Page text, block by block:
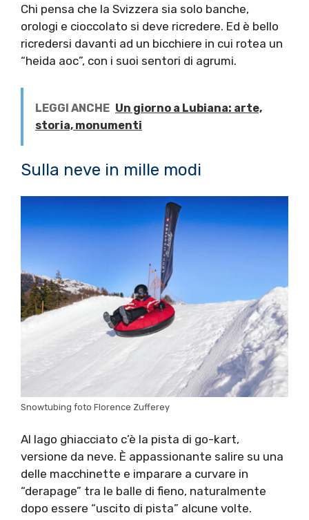
Chi pensa che la Svizzera sia solo banche,
orologi e cioccolato si deve ricredere. Ed è bello
ricredersi davanti ad un bicchiere in cui rotea un
“heida aoc”, con i suoi sentori di agrumi.
LEGGI ANCHE Un giorno a Lubiana: arte,
storia, monumenti
Sulla neve in mille modi
Snowtubing foto Florence Zufferey
Al lago ghiacciato c’è la pista di go-kart,
versione da neve. È appassionante salire su una
delle macchinette e imparare a curvare in
“derapage” tra le balle di fieno, naturalmente
dopo essere “uscito di pista” alcune volte.